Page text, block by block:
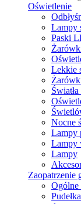
Oświetlenie
Lampy
Paski
Lekkie
Nocne
Lampy
Lampy
Lampy
Zaopatrzenie
Ogólne